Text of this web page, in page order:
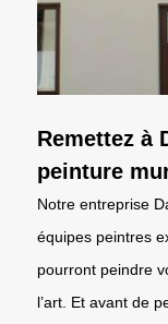
Remettez à
peinture
Notre entreprise
équipes peintres
pourront peindre
l’art. Et avant de